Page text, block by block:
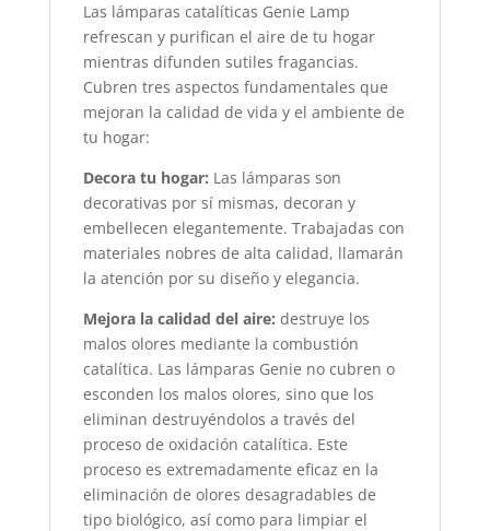
Las lámparas catalíticas Genie Lamp
refrescan y purifican el aire de tu hogar
mientras difunden sutiles fragancias.
Cubren tres aspectos fundamentales que
mejoran la calidad de vida y el ambiente de
tu hogar:
Decora tu hogar: Las lámparas son
decorativas por sí mismas, decoran y
embellecen elegantemente. Trabajadas con
materiales nobres de alta calidad, llamarán
la atención por su diseño y elegancia.
Mejora la calidad del aire: destruye los
malos olores mediante la combustión
catalítica. Las lámparas Genie no cubren o
esconden los malos olores, sino que los
eliminan destruyéndolos a través del
proceso de oxidación catalítica. Este
proceso es extremadamente eficaz en la
eliminación de olores desagradables de
tipo biológico, así como para limpiar el